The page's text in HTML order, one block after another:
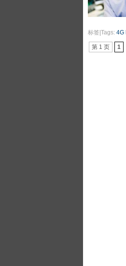
标签|Tags: 4G
第 1 页 1